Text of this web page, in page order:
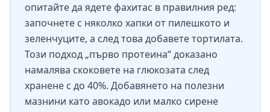
опитайте да ядете фахитас в правилния ред:
започнете с няколко хапки от пилешкото и
зеленчуците, а след това добавете тортилата.
Този подход „първо протеина“ доказано
намалява скоковете на глюкозата след
хранене с до 40%. Добавянето на полезни
мазнини като авокадо или малко сирене